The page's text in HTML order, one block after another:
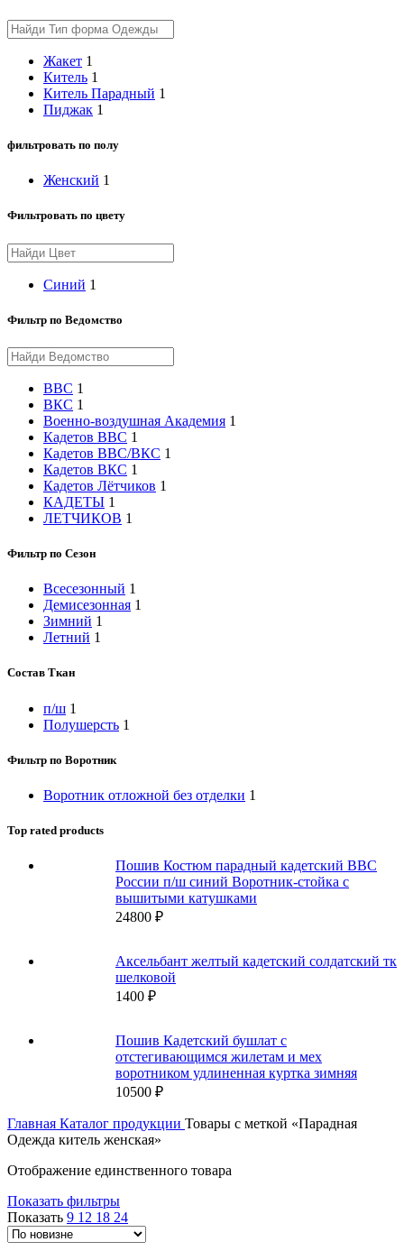
Жакет 1
Китель 1
Китель Парадный 1
Пиджак 1
фильтровать по полу
Женский 1
Фильтровать по цвету
Синий 1
Фильтр по Ведомство
ВВС 1
ВКС 1
Военно-воздушная Академия 1
Кадетов ВВС 1
Кадетов ВВС/ВКС 1
Кадетов ВКС 1
Кадетов Лётчиков 1
КАДЕТЫ 1
ЛЕТЧИКОВ 1
Фильтр по Сезон
Всесезонный 1
Демисезонная 1
Зимний 1
Летний 1
Состав Ткан
п/ш 1
Полушерсть 1
Фильтр по Воротник
Воротник отложной без отделки 1
Top rated products
Пошив Костюм парадный кадетский ВВС
России п/ш синий Воротник-стойка с
вышитыми катушками
24800 ₽
Аксельбант желтый кадетский солдатский тк
шелковой
1400 ₽
Пошив Кадетский бушлат с
отстегивающимся жилетам и мех
воротником удлиненная куртка зимняя
10500 ₽
Главная Каталог продукции Товары с меткой «Парадная
Одежда китель женская»
Отображение единственного товара
Показать фильтры
Показать 9 12 18 24